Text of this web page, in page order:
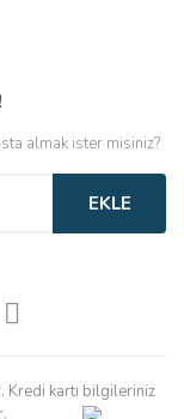
almak ister misiniz?
EKLE
Kredi kartı bilgileriniz